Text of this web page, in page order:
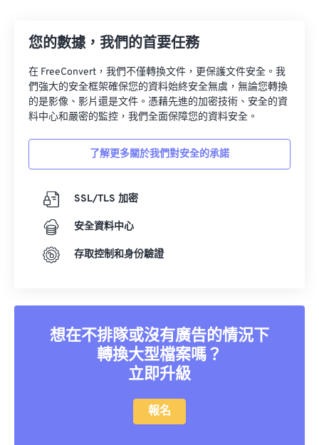
您的數據，我們的首要任務
在 FreeConvert，我們不僅轉換文件，更保護文件安全。我
們強大的安全框架確保您的資料始終安全無虞，無論您轉換
的是影像、影片還是文件。憑藉先進的加密技術、安全的資
料中心和嚴密的監控，我們全面保障您的資料安全。
了解更多關於我們對安全的承諾
SSL/TLS 加密
安全資料中心
存取控制和身份驗證
想在不排隊或沒有廣告的情況下
轉換大型檔案嗎？
立即升級
報名